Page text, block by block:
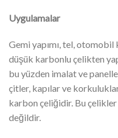
Uygulamalar
Gemi yapımı, tel, otomobil
düşük karbonlu çelikten
bu yüzden imalat ve
çitler, kapılar ve
karbon çeliğidir. Bu çelikler
değildir.